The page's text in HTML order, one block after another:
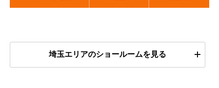
埼玉エリアのショールームを見る